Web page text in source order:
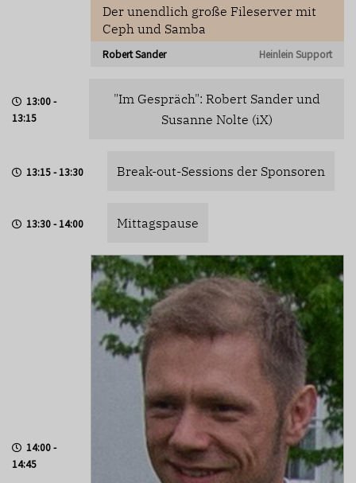
Der unendlich große Fileserver mit
Ceph und Samba
Robert Sander Heinlein Support
13:00 -
13:15
"Im Gespräch": Robert Sander und
Susanne Nolte (iX)
13:15 - 13:30 Break-out-Sessions der Sponsoren
13:30 - 14:00 Mittagspause
14:00 -
14:45